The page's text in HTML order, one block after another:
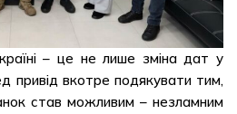
– це не лише зміна дат у
привід вкотре подякувати тим,
став можливим – незламним